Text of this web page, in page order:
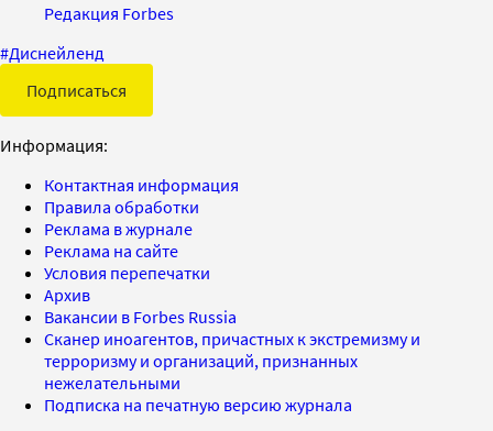
Редакция Forbes
#Диснейленд
Подписаться
Информация:
Контактная информация
Правила обработки
Реклама в журнале
Реклама на сайте
Условия перепечатки
Архив
Вакансии в Forbes Russia
Сканер иноагентов, причастных к экстремизму и
терроризму и организаций, признанных
нежелательными
Подписка на печатную версию журнала